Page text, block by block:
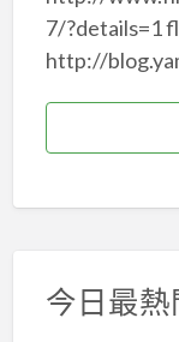
7/?details=1
http://
今日最熱